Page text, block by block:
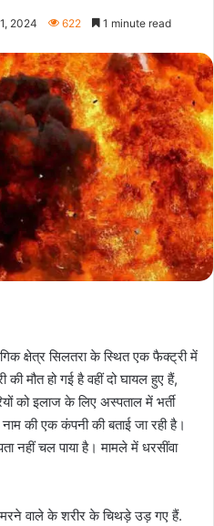
2024 622 1 minute read
क्षेत्र सिलतरा के स्थित एक फैक्ट्री में
की मौत हो गई है वहीं दो घायल हुए हैं,
को इलाज के लिए अस्पताल में भर्ती
की एक कंपनी की बताई जा रही है।
नहीं चल पाया है। मामले में धरसींवा
मरने वाले के शरीर के चिथड़े उड़ गए हैं.